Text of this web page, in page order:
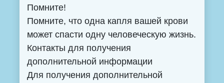
Помните!
Помните, что одна капля вашей крови
может спасти одну человеческую жизнь.
Контакты для получения
дополнительной информации
Для получения дополнительной